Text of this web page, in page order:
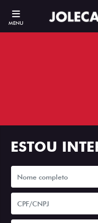
MENU
ESTOU